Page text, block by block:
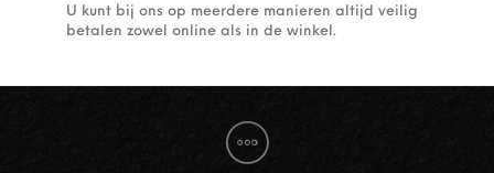
U kunt bij ons op meerdere manieren altijd veilig
betalen zowel online als in de winkel.